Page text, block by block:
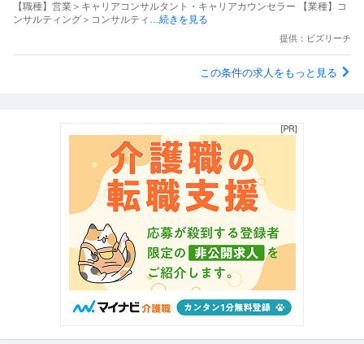
【職種】営業＞キャリアコンサルタント・キャリアカウンセラー 【業種】コ
ンサルティング＞コンサルティ …続きを見る
提供：ビズリーチ
この条件の求人をもっと見る